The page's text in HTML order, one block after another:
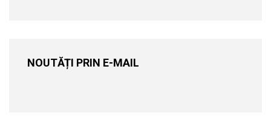
NOUTĂȚI PRIN E-MAIL